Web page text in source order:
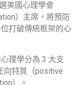
美國心理學會
）主席，將預防
打破傳統框架的心
理學分為 3 大支
向特質（positive
）。